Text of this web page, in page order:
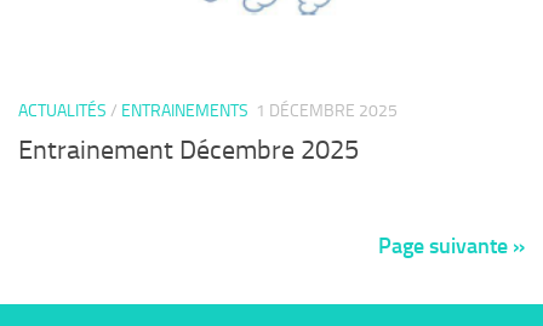
ACTUALITÉS / ENTRAINEMENTS 1 DÉCEMBRE 2025
Entrainement Décembre 2025
Page suivante »